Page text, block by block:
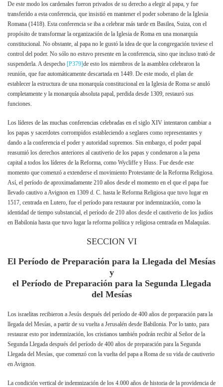
De este modo los cardenales fueron privados de su derecho a elegir al papa, y fue
transferido a esta conferencia, que insistió en mantener el poder soberano de la Iglesia
Romana (1418). Esta conferencia se iba a celebrar más tarde en Basilea, Suiza, con el
propósito de transformar la organización de la Iglesia de Roma en una monarquía
constitucional. No obstante, al papa no le gustó la idea de que la congregación tuviese el
control del poder. No sólo no estuvo presente en la conferencia, sino que incluso trató de
suspenderla. A despecho [P379]de esto los miembros de la asamblea celebraron la
reunión, que fue automáticamente descartada en 1449. De este modo, el plan de
establecer la estructura de una monarquía constitucional en la Iglesia de Roma se anuló
completamente y la monarquía absoluta papal, perdida desde 1309, restauró sus
funciones.
Los líderes de las muchas conferencias celebradas en el siglo XIV intentaron cambiar a
los papas y sacerdotes corrompidos estableciendo a seglares como representantes y
dando a la conferencia el poder y autoridad supremos. Sin embargo, el poder papal
reasumió los derechos anteriores al cautiverio de los papas y condenaron a la pena
capital a todos los líderes de la Reforma, como Wycliffe y Huss. Fue desde este
momento que comenzó a extenderse el movimiento Protestante de la Reforma Religiosa.
Así, el período de aproximadamente 210 años desde el momento en el que el papa fue
llevado cautivo a Avignon en 1309 d. C. hasta le Reforma Religiosa que tuvo lugar en
1517, centrada en Lutero, fue el período para restaurar por indemnización, como la
identidad de tiempo substancial, el período de 210 años desde el cautiverio de los judíos
en Babilonia hasta que tuvo lugar la reforma política y religiosa centrada en Malaquías.
SECCION VI
El Período de Preparación para la Llegada del Mesías
y
el Período de Preparación para la Segunda Llegada
del Mesías
Los israelitas recibieron a Jesús después del período de 400 años de preparación para la
llegada del Mesías, a partir de su vuelta a Jerusalén desde Babilonia. Por lo tanto, para
restaurar esto por indemnización, los cristianos también podrán recibir al Señor de la
Segunda Llegada después del período de 400 años de preparación para la Segunda
Llegada del Mesías, que comenzó con la vuelta del papa a Roma de su vida de cautiverio
en Avignon.
La condición vertical de indemnización de los 4.000 años de historia de la providencia de